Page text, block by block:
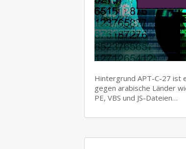
Hintergrund APT-C-27 ist
gegen arabische Länder
PE, VBS und JS-Dateien…